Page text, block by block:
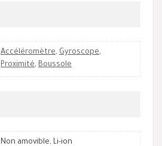
Accéléromètre, Gyroscope,
Proximité, Boussole
Non amovible, Li-ion